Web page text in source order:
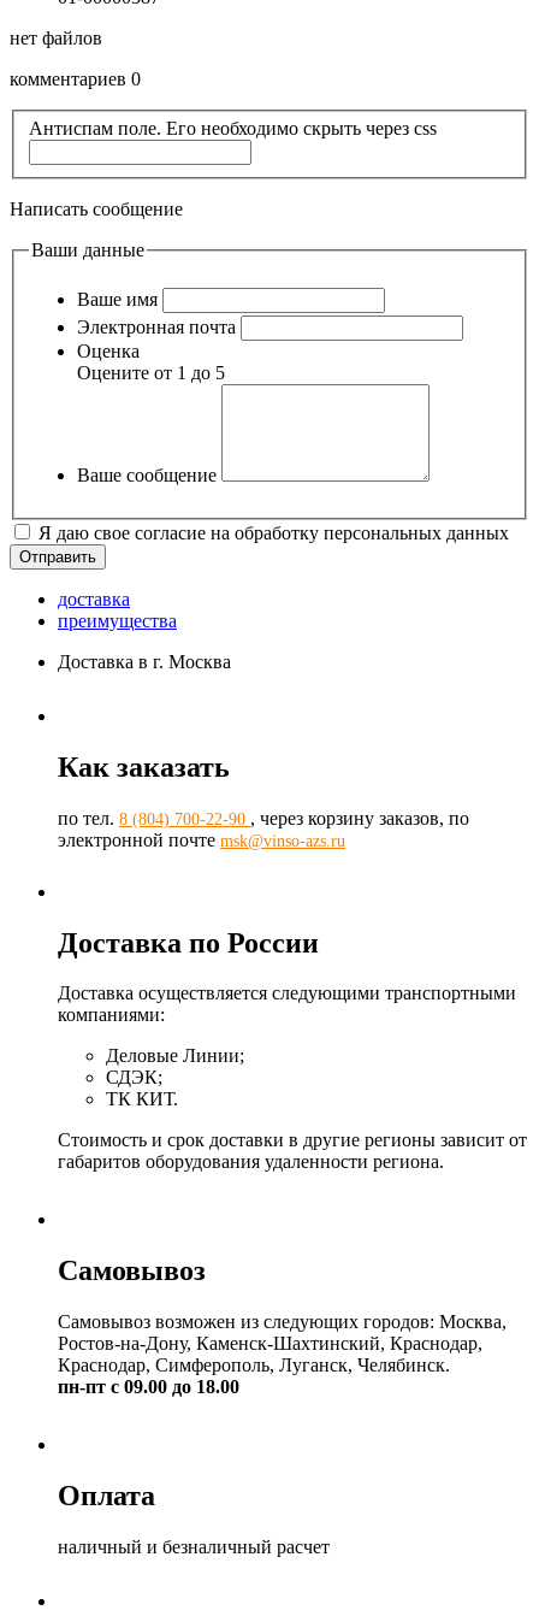
нет файлов
комментариев 0
Антиспам поле. Его необходимо скрыть через css
Написать сообщение
Ваши данные
Ваше имя
Электронная почта
Оценка
Оцените от 1 до 5
Ваше сообщение
Я даю свое согласие на обработку персональных данных
доставка
преимущества
Доставка в г. Москва
Как заказать
по тел. 8 (804) 700-22-90 , через корзину заказов, по
электронной почте msk@vinso-azs.ru
Доставка по России
Доставка осуществляется следующими транспортными
компаниями:
Деловые Линии;
СДЭК;
ТК КИТ.
Стоимость и срок доставки в другие регионы зависит от
габаритов оборудования удаленности региона.
Самовывоз
Самовывоз возможен из следующих городов: Москва,
Ростов-на-Дону, Каменск-Шахтинский, Краснодар,
Краснодар, Симферополь, Луганск, Челябинск.
пн-пт с 09.00 до 18.00
Оплата
наличный и безналичный расчет